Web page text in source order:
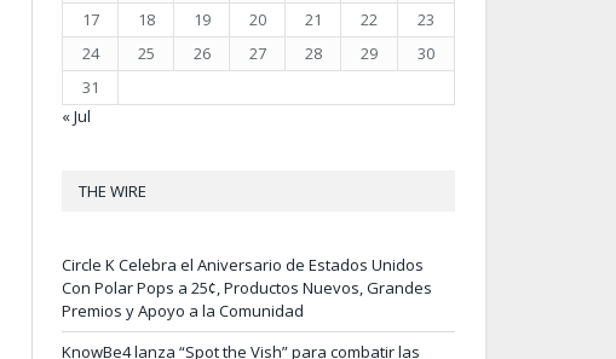
17
18 19 20 21 22
23
24
25 26 27 28 29
30
31
« Jul
THE WIRE
Circle K Celebra el Aniversario de Estados Unidos
Con Polar Pops a 25¢, Productos Nuevos, Grandes
Premios y Apoyo a la Comunidad
KnowBe4 lanza “Spot the Vish” para combatir las